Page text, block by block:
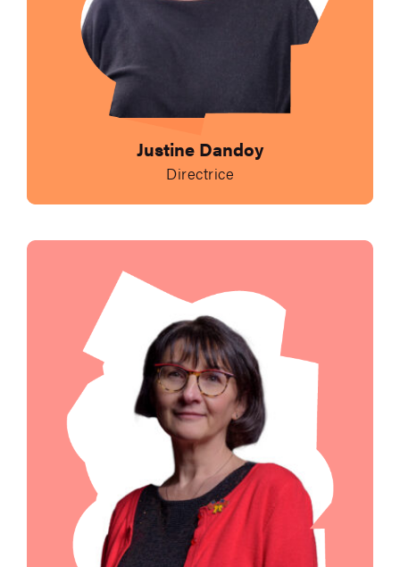
Justine Dandoy
Directrice
Envoyer un e-mail